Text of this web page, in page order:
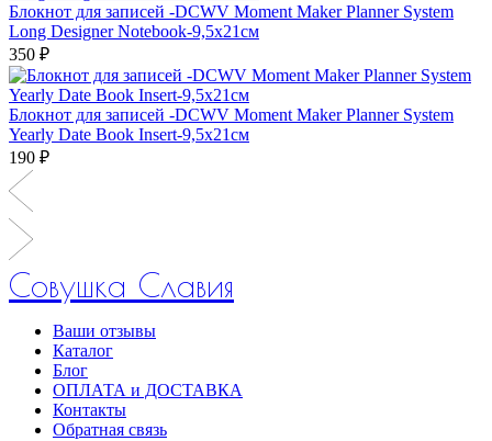
Блокнот для записей -DCWV Moment Maker Planner System
Long Designer Notebook-9,5х21см
350 ₽
Блокнот для записей -DCWV Moment Maker Planner System
Yearly Date Book Insert-9,5х21см
190 ₽
Совушка Славия
Ваши отзывы
Каталог
Блог
ОПЛАТА и ДОСТАВКА
Контакты
Обратная связь